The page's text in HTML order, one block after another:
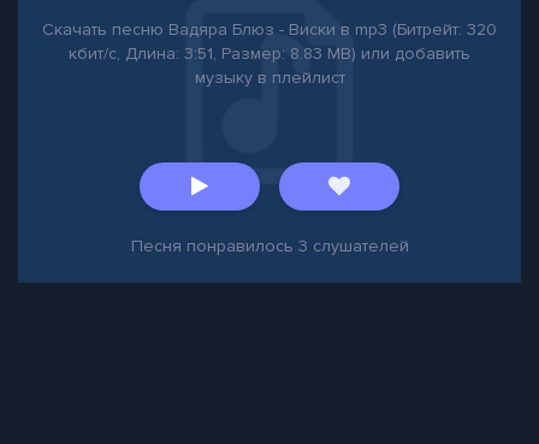
Скачать песню Вадяра Блюз - Виски в mp3 (Битрейт: 320
кбит/с, Длина: 3:51, Размер: 8.83 MB) или добавить
музыку в плейлист
Песня понравилось 3 слушателей